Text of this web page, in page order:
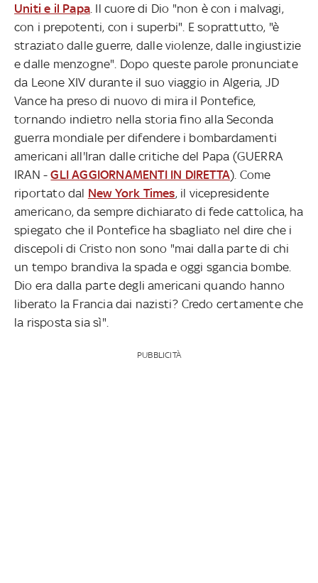
Uniti e il Papa . Il cuore di Dio "non è con i malvagi,
con i prepotenti, con i superbi". E soprattutto, "è
straziato dalle guerre, dalle violenze, dalle ingiustizie
e dalle menzogne". Dopo queste parole pronunciate
da Leone XIV durante il suo viaggio in Algeria, JD
Vance ha preso di nuovo di mira il Pontefice,
tornando indietro nella storia fino alla Seconda
guerra mondiale per difendere i bombardamenti
americani all'Iran dalle critiche del Papa (GUERRA
IRAN -GLI AGGIORNAMENTI IN DIRETTA). Come
riportato dal New York Times, il vicepresidente
americano, da sempre dichiarato di fede cattolica, ha
spiegato che il Pontefice ha sbagliato nel dire che i
discepoli di Cristo non sono "mai dalla parte di chi
un tempo brandiva la spada e oggi sgancia bombe.
Dio era dalla parte degli americani quando hanno
liberato la Francia dai nazisti? Credo certamente che
la risposta sia sì".
PUBBLICITÀ